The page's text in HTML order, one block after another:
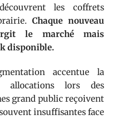
les coffrets
Chaque nouveau
le marché mais
disponible.
accentue la
allocations lors des
grand public reçoivent
insuffisantes face